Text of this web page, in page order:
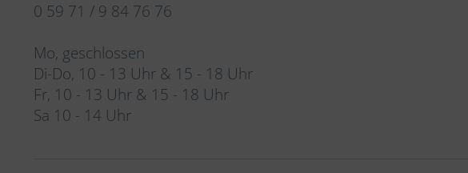
0 59 71 / 9 84 76 76
Mo, geschlossen
Di-Do, 10 - 13 Uhr & 15 - 18 Uhr
Fr, 10 - 13 Uhr & 15 - 18 Uhr
Sa 10 - 14 Uhr